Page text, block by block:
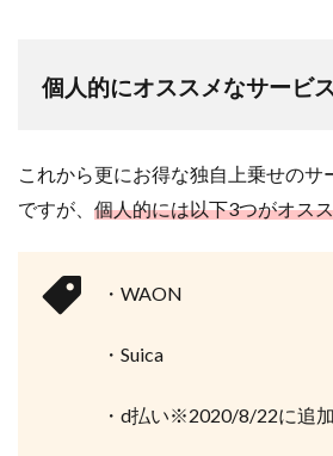
個人的にオススメなサービス
これから更にお得な独自上乗せのサ
ですが、 個人的には以下3つがオス
・WAON
・Suica
・d払い※2020/8/22に追加